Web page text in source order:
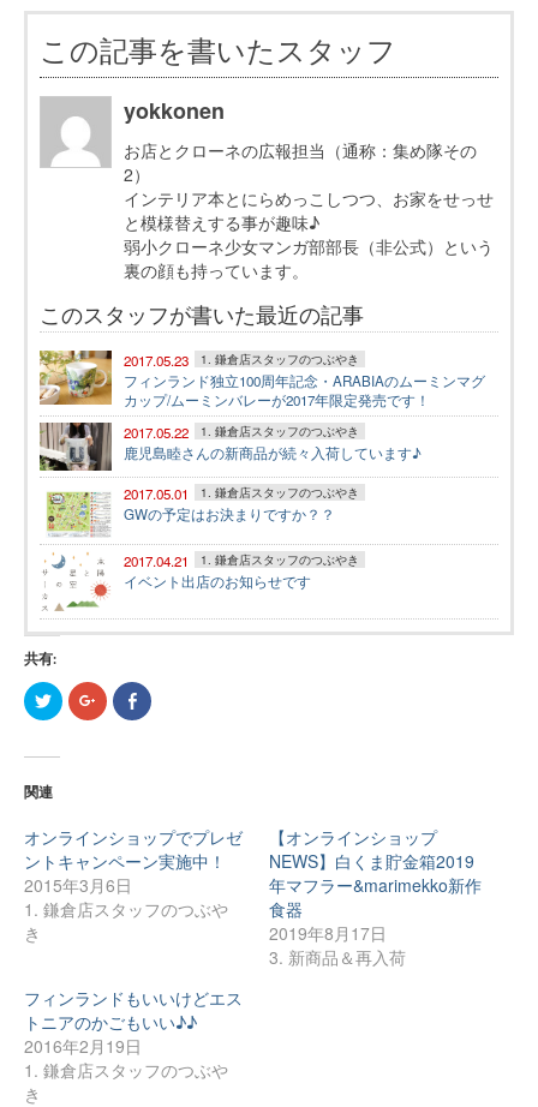
この記事を書いたスタッフ
yokkonen
お店とクローネの広報担当（通称：集め隊その
2）
インテリア本とにらめっこしつつ、お家をせっせ
と模様替えする事が趣味♪
弱小クローネ少女マンガ部部長（非公式）という
裏の顔も持っています。
このスタッフが書いた最近の記事
2017.05.23 1. 鎌倉店スタッフのつぶやき
フィンランド独立100周年記念・ARABIAのムーミンマグ
カップ/ムーミンバレーが2017年限定発売です！
2017.05.22
1. 鎌倉店スタッフのつぶやき
鹿児島睦さんの新商品が続々入荷しています♪
2017.05.01 1. 鎌倉店スタッフのつぶやき
GWの予定はお決まりですか？？
2017.04.21 1. 鎌倉店スタッフのつぶやき
イベント出店のお知らせです
共有:
ク
リ
し
有
(新
し
い
ウ
ィ
ン
ま
す)
ク
リ
(新
し
い
ウ
ィ
ン
ま
す)
Facebook
で
ッ
ク
し
だ
ウ
ィ
ン
で
関連
オンラインショップでプレゼ
ントキャンペーン実施中！
2015年3月6日
1. 鎌倉店スタッフのつぶや
き
【オンラインショップ
NEWS】白くま貯金箱2019
年マフラー&marimekko新作
食器
2019年8月17日
3. 新商品＆再入荷
フィンランドもいいけどエス
トニアのかごもいい♪♪
2016年2月19日
1. 鎌倉店スタッフのつぶや
き